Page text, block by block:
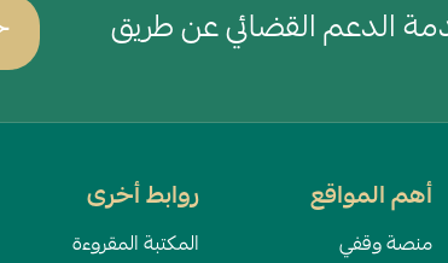
الدعم القضائي عن طريق
أهم المواقع
منصة وقفي
روابط أخرى
المكتبة المقروءة